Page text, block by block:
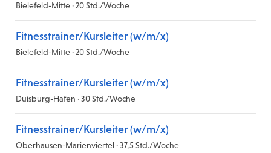
Bielefeld-Mitte · 20 Std./Woche
Fitnesstrainer/Kursleiter (w/m/x)
Bielefeld-Mitte · 20 Std./Woche
Fitnesstrainer/Kursleiter (w/m/x)
Duisburg-Hafen · 30 Std./Woche
Fitnesstrainer/Kursleiter (w/m/x)
Oberhausen-Marienviertel · 37,5 Std./Woche